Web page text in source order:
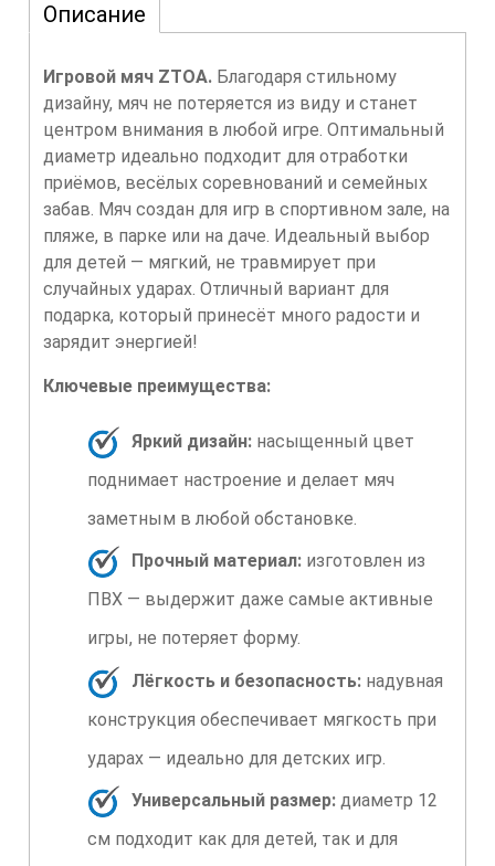
Описание
Игровой мяч ZTOA.Благодаря стильному
дизайну, мяч не потеряется из виду и станет
центром внимания в любой игре. Оптимальный
диаметр идеально подходит для отработки
приёмов, весёлых соревнований и семейных
забав. Мяч создан для игр в спортивном зале, на
пляже, в парке или на даче. Идеальный выбор
для детей — мягкий, не травмирует при
случайных ударах. Отличный вариант для
подарка, который принесёт много радости и
зарядит энергией!
Ключевые преимущества:
Яркий дизайн:насыщенный цвет
поднимает настроение и делает мяч
заметным в любой обстановке.
Прочный материал:изготовлен из
ПВХ — выдержит даже самые активные
игры, не потеряет форму.
Лёгкость и безопасность:надувная
конструкция обеспечивает мягкость при
ударах — идеально для детских игр.
Универсальный размер:диаметр 12
см подходит как для детей, так и для